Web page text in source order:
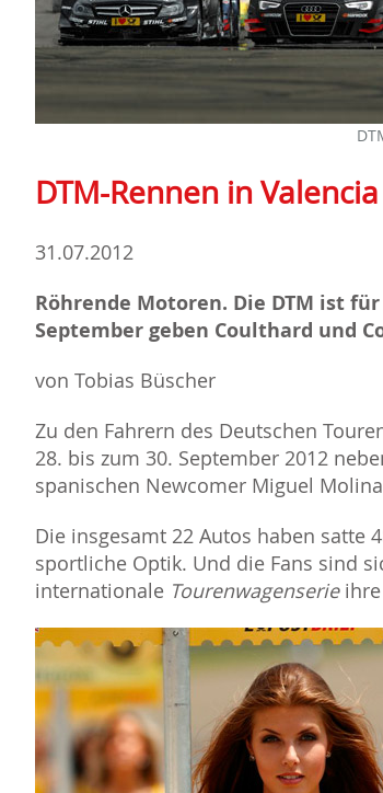
DTM-Rennen in Valencia
31.07.2012
Röhrende Motoren. Die DTM ist
September geben Coulthard und
von Tobias Büscher
Zu den Fahrern des Deutschen
28. bis zum 30. September 2012
spanischen Newcomer Miguel
Die insgesamt 22 Autos haben satte
sportliche Optik. Und die Fans sind
internationale Tourenwagenserie